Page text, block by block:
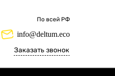
По всей РФ
info@deltum.eco
Заказать звонок